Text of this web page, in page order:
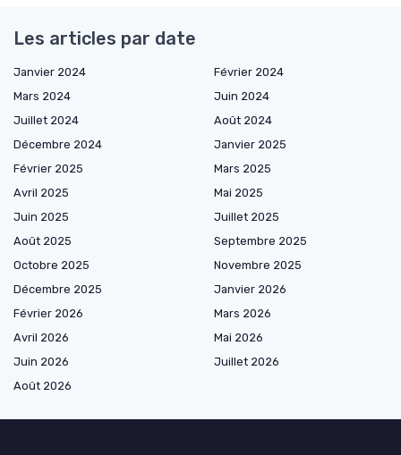
Les articles par date
Janvier 2024
Février 2024
Mars 2024
Juin 2024
Juillet 2024
Août 2024
Décembre 2024
Janvier 2025
Février 2025
Mars 2025
Avril 2025
Mai 2025
Juin 2025
Juillet 2025
Août 2025
Septembre 2025
Octobre 2025
Novembre 2025
Décembre 2025
Janvier 2026
Février 2026
Mars 2026
Avril 2026
Mai 2026
Juin 2026
Juillet 2026
Août 2026